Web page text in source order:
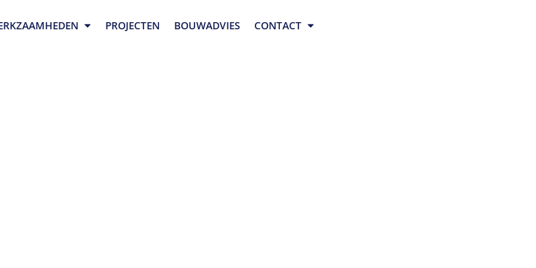
PROJECTEN BOUWADVIES CONTACT